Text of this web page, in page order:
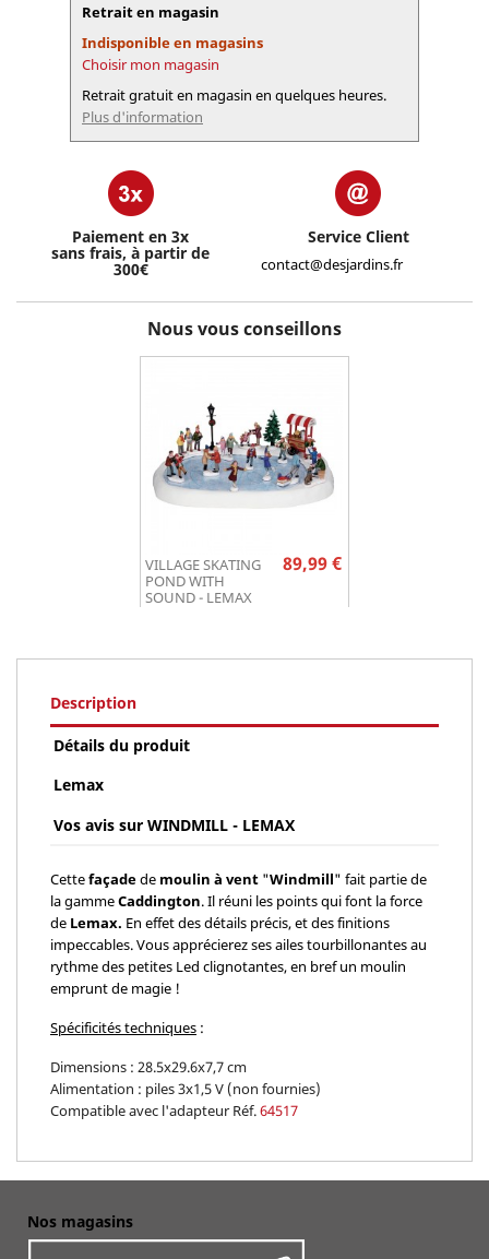
Retrait en magasin
Indisponible en magasins
Choisir mon magasin
Retrait gratuit en magasin en quelques heures.
Plus d'information
Paiement en 3x
sans frais, à partir de
300€
Service Client
contact@desjardins.fr
Nous vous conseillons
VILLAGE SKATING
POND WITH
SOUND - LEMAX
Prix
89,99 €
Description
Détails du produit
Lemax
Vos avis sur WINDMILL - LEMAX
Cettefaçadede moulin à vent "Windmill" fait partie de
la gammeCaddington. Il réuni les points qui font la force
de Lemax. En effet des détails précis, et des finitions
impeccables. Vous apprécierez ses ailes tourbillonantes au
rythme des petites Led clignotantes, en bref un moulin
emprunt de magie !
Spécificités techniques :
Dimensions : 28.5x29.6x7,7 cm
Alimentation : piles 3x1,5 V (non fournies)
Compatible avec l'adapteur Réf.64517
Nos magasins